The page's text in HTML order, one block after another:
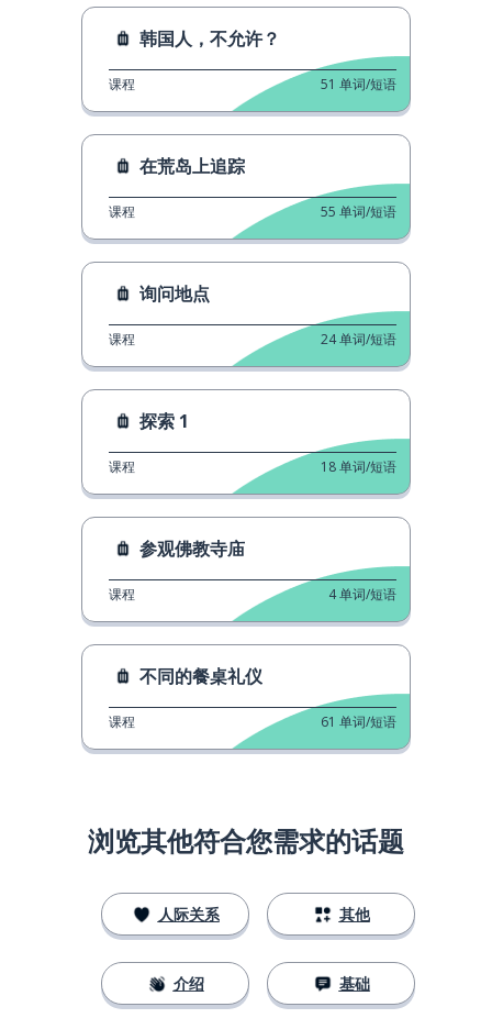
韩国人，不允许？
课程 51 单词/短语
在荒岛上追踪
课程 55 单词/短语
询问地点
课程 24单词/短语
探索 1
课程 18单词/短语
参观佛教寺庙
课程 4单词/短语
不同的餐桌礼仪
课程 61 单词/短语
浏览其他符合您需求的话题
人际关系
介绍
其他
基础